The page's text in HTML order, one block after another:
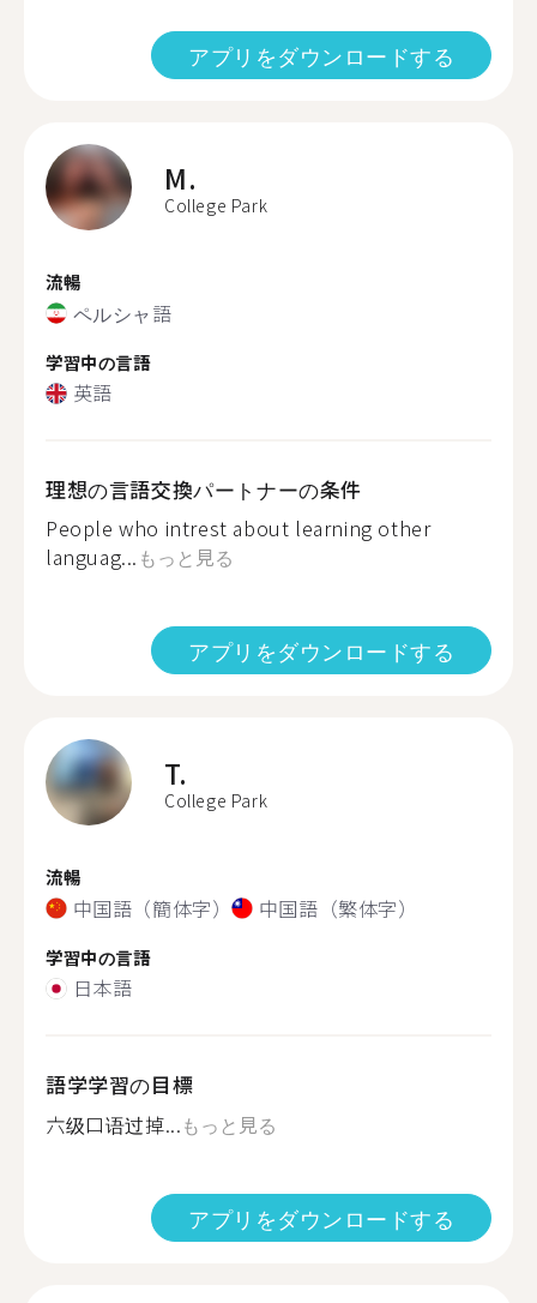
アプリをダウンロードする
M.
College Park
流暢
ペルシャ語
学習中の言語
英語
理想の言語交換パートナーの条件
People who intrest about learning other
languag... もっと見る
アプリをダウンロードする
T.
College Park
流暢
中国語（簡体字） 中国語（繁体字）
学習中の言語
日本語
語学学習の目標
六级口语过掉...もっと見る
アプリをダウンロードする